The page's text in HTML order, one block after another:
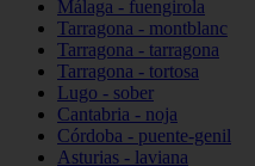
Málaga - fuengirola
Tarragona - montblanc
Tarragona - tarragona
Tarragona - tortosa
Lugo - sober
Cantabria - noja
Córdoba - puente-genil
Asturias - laviana